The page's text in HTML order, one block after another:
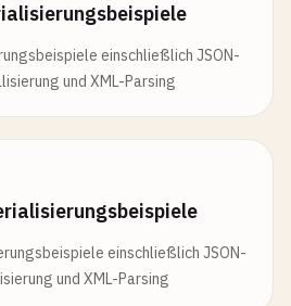
einschließlich JSON-
und XML-Parsing
einschließlich JSON-
und XML-Parsing